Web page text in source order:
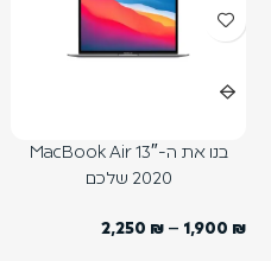
בנו את ה-MacBook Air 13″
2020 שלכם
1,900 ₪
–
2,250 ₪